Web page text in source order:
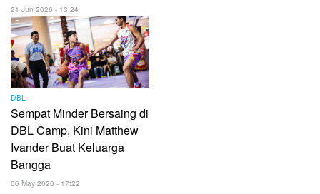
21 Jun 2026 - 13:24
DBL
Sempat Minder Bersaing di
DBL Camp, Kini Matthew
Ivander Buat Keluarga
Bangga
06 May 2026 - 17:22